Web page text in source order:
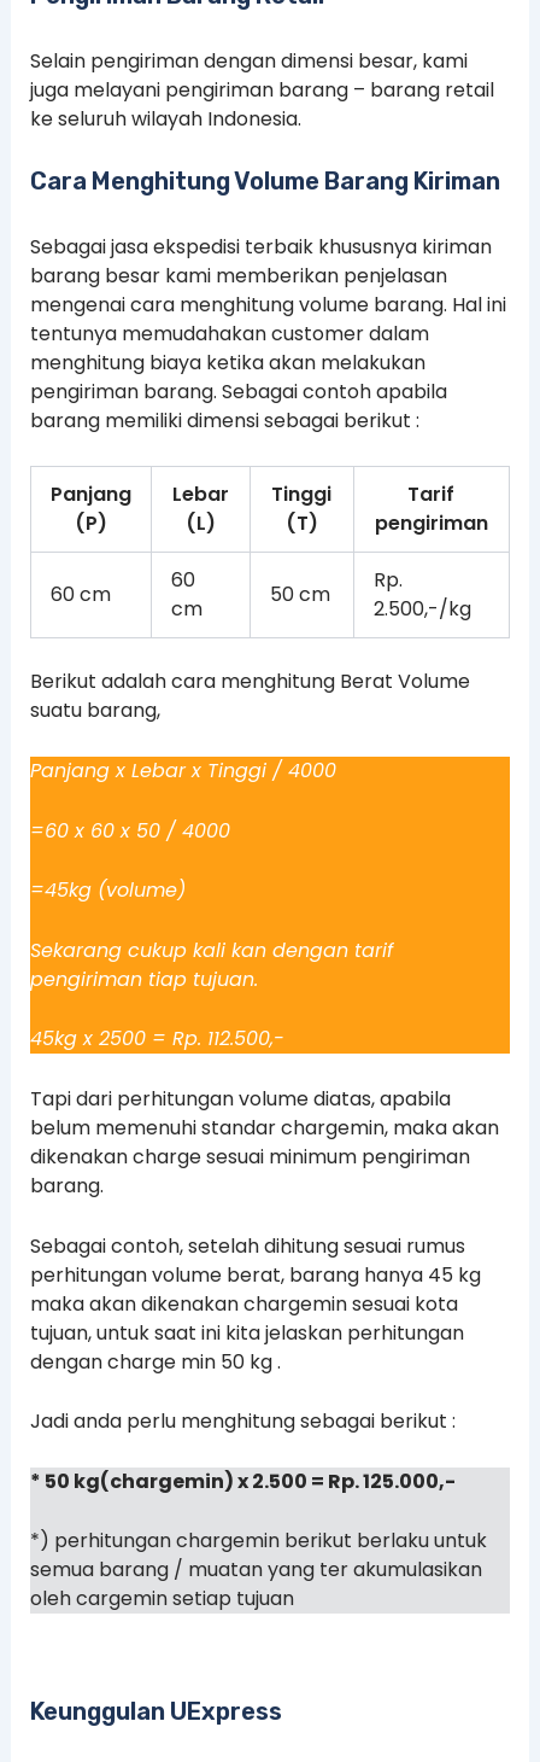
Selain pengiriman dengan dimensi besar, kami
juga melayani pengiriman barang – barang retail
ke seluruh wilayah Indonesia.
Cara Menghitung Volume Barang Kiriman
Sebagai jasa ekspedisi terbaik khususnya kiriman
barang besar kami memberikan penjelasan
mengenai cara menghitung volume barang. Hal ini
tentunya memudahakan customer dalam
menghitung biaya ketika akan melakukan
pengiriman barang. Sebagai contoh apabila
barang memiliki dimensi sebagai berikut :
Panjang
(P)
Lebar
(L)
Tinggi
(T)
Tarif
pengiriman
60 cm
60
cm
50 cm
Rp.
2.500,-/kg
Berikut adalah cara menghitung Berat Volume
suatu barang,
Panjang x Lebar x Tinggi / 4000
=60 x 60 x 50 / 4000
=45kg (volume)
Sekarang cukup kali kan dengan tarif
pengiriman tiap tujuan.
45kg x 2500 = Rp. 112.500,-
Tapi dari perhitungan volume diatas, apabila
belum memenuhi standar chargemin, maka akan
dikenakan charge sesuai minimum pengiriman
barang.
Sebagai contoh, setelah dihitung sesuai rumus
perhitungan volume berat, barang hanya 45 kg
maka akan dikenakan chargemin sesuai kota
tujuan, untuk saat ini kita jelaskan perhitungan
dengan charge min 50 kg .
Jadi anda perlu menghitung sebagai berikut :
* 50 kg(chargemin) x 2.500 = Rp. 125.000,-
*) perhitungan chargemin berikut berlaku untuk
semua barang / muatan yang ter akumulasikan
oleh cargemin setiap tujuan
Keunggulan UExpress